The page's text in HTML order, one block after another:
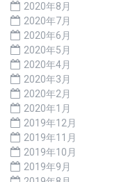
2020年8月
2020年7月
2020年6月
2020年5月
2020年4月
2020年3月
2020年2月
2020年1月
2019年12月
2019年11月
2019年10月
2019年9月